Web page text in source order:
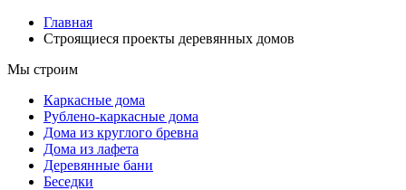
Главная
Строящиеся проекты деревянных домов
Мы строим
Каркасные дома
Рублено-каркасные дома
Дома из круглого бревна
Дома из лафета
Деревянные бани
Беседки